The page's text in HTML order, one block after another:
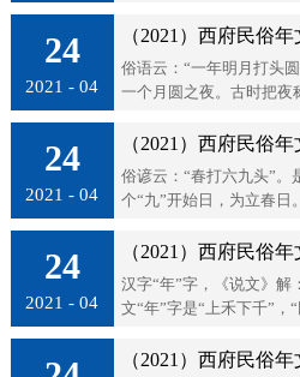
子、打搅团、接财神等。
24
2021 - 04
（2021）西府民俗
调重弹 老话再说：
俗语云：“一年明月打头
一个月圆之夜。古时把夜
十五的灯”的讲究。...
24
2021 - 04
（2021）西府民俗
调重弹 老话再说：
俗谚云：“春打六九头”。
个“九”开始日，为立春日
的土牛、耕犁、农具，置
24
2021 - 04
（2021）西府民俗
调重弹 老话再说：“
汉字“年”字，《说文》解
文“年”字是“上禾下千”，
的“年、月、日、时”的...
（2021）西府民俗